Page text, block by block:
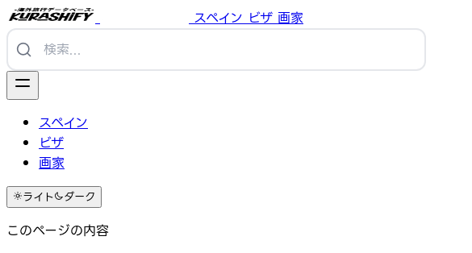
スペイン ビザ 画家
スペイン
ビザ
画家
ライト ダーク
このページの内容